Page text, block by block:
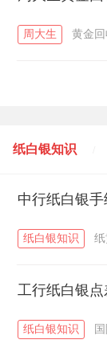
周大生 黄金
纸白银知识
黄金T+D知识 /
中行纸白银
纸白银知识
工行纸白银
纸白银知识